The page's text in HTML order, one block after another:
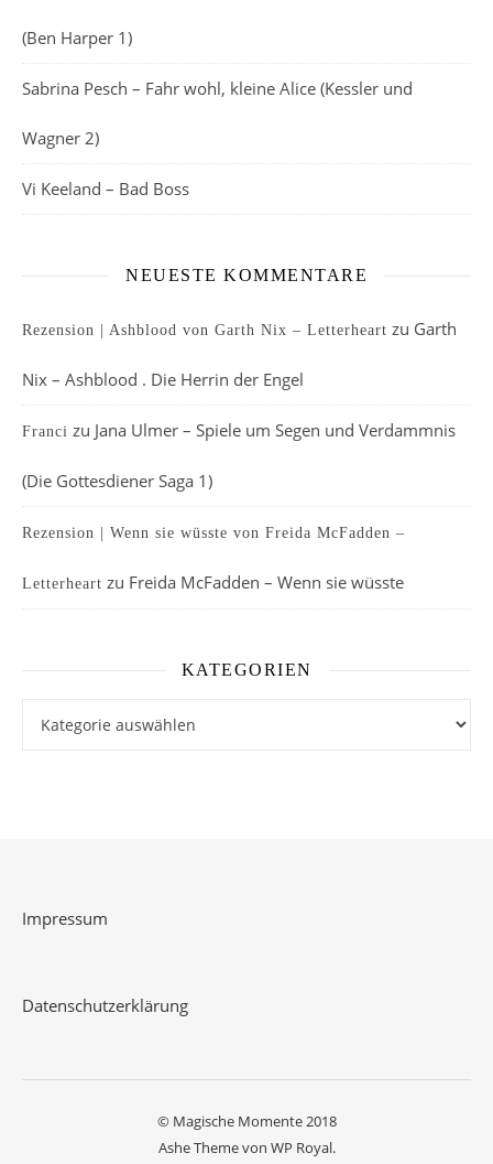
(Ben Harper 1)
Sabrina Pesch – Fahr wohl, kleine Alice (Kessler und
Wagner 2)
Vi Keeland – Bad Boss
NEUESTE KOMMENTARE
Rezension | Ashblood von Garth Nix – Letterheart zu Garth
Nix – Ashblood . Die Herrin der Engel
Franci zu Jana Ulmer – Spiele um Segen und Verdammnis
(Die Gottesdiener Saga 1)
Rezension | Wenn sie wüsste von Freida McFadden –
Letterheart zu Freida McFadden – Wenn sie wüsste
KATEGORIEN
Impressum
Datenschutzerklärung
© Magische Momente 2018
Ashe Theme von WP Royal.